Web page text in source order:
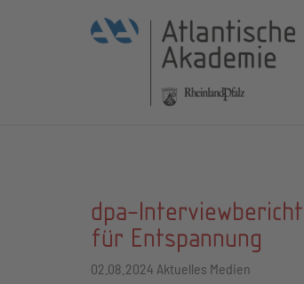
dpa-
für Entspannung
02.08.2024 Aktuelles Medien